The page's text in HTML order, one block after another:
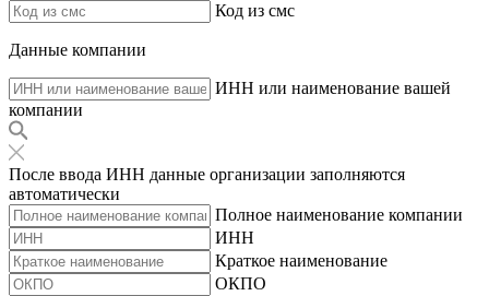
Код из смс
Данные компании
ИНН или наименование вашей
компании
После ввода ИНН данные организации заполняются
автоматически
Полное наименование компании
ИНН
Краткое наименование
ОКПО